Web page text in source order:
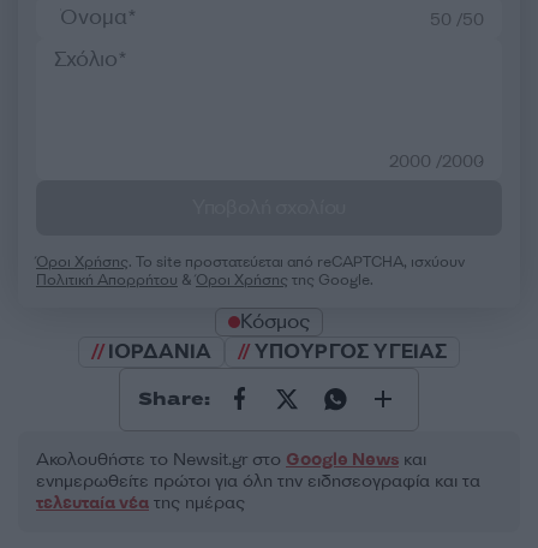
50 /50
2000 /2000
Όροι Χρήσης. Το site προστατεύεται από reCAPTCHA, ισχύουν
Πολιτική Απορρήτου &Όροι Χρήσης της Google.
Κόσμος
ΙΟΡΔΑΝΙΑ
ΥΠΟΥΡΓΟΣ ΥΓΕΙΑΣ
Share:
Ακολουθήστε το Νewsit.gr στο Google News και
ενημερωθείτε πρώτοι για όλη την ειδησεογραφία και τα
τελευταία νέα της ημέρας